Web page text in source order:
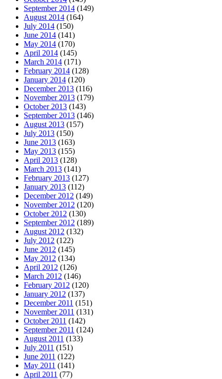
September 2014 (149)
August 2014 (164)
July 2014 (150)
June 2014 (141)
May 2014 (170)
April 2014 (145)
March 2014 (171)
February 2014 (128)
January 2014 (120)
December 2013 (116)
November 2013 (179)
October 2013 (143)
September 2013 (146)
August 2013 (157)
July 2013 (150)
June 2013 (163)
May 2013 (155)
April 2013 (128)
March 2013 (141)
February 2013 (127)
January 2013 (112)
December 2012 (149)
November 2012 (120)
October 2012 (130)
September 2012 (189)
August 2012 (132)
July 2012 (122)
June 2012 (145)
May 2012 (134)
April 2012 (126)
March 2012 (146)
February 2012 (120)
January 2012 (137)
December 2011 (151)
November 2011 (131)
October 2011 (142)
September 2011 (124)
August 2011 (133)
July 2011 (151)
June 2011 (122)
May 2011 (141)
April 2011 (77)